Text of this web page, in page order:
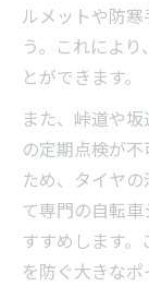
ルメットや防
う。これによ
とができます。
また、峠道や
の定期点検が
ため、タイヤ
て専門の自転
すすめします
を防ぐ大きなポ